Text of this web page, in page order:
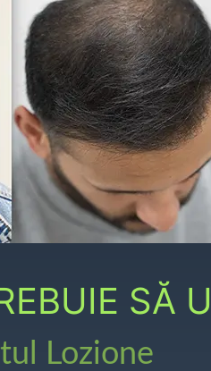
SĂ
Lozione